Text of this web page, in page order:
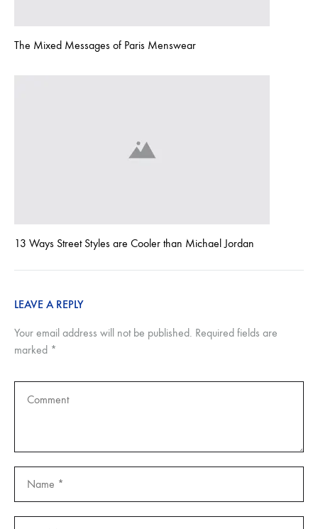
The Mixed Messages of Paris Menswear
13 Ways Street Styles are Cooler than Michael Jordan
LEAVE A REPLY
Your email address will not be published. Required fields are
marked *